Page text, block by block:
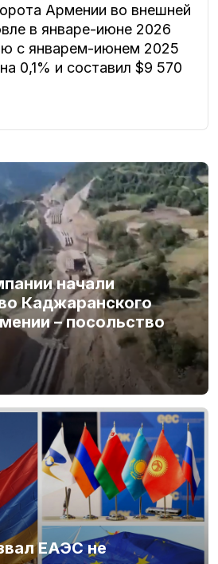
Армении во внешней
в январе-июне 2026
с январем-июнем 2025
0,1% и составил $9 570
начали
Каджаранского
– посольство
ЕАЭС не